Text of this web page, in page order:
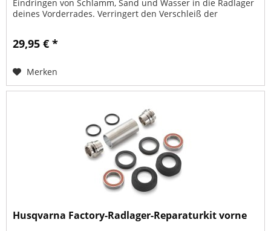
Eindringen von Schlamm, Sand und Wasser in die Radlager
deines Vorderrades. Verringert den Verschleiß der
29,95 € *
Merken
Husqvarna Factory-Radlager-Reparaturkit vorne